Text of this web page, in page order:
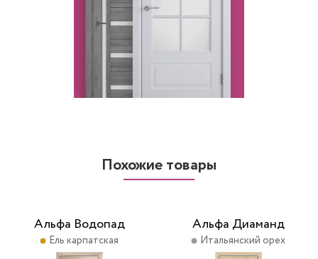
Похожие товары
Альфа Водопад
Ель карпатская
Альфа Диаманд
Итальянский орех